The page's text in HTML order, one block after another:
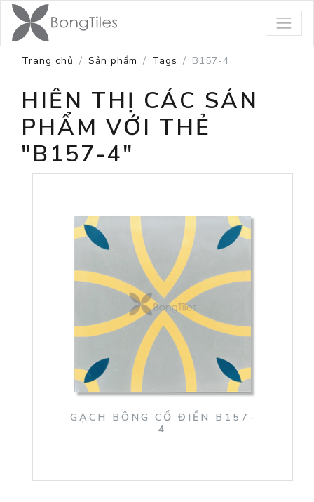
Trang chủ Sản phẩm Tags B157-4
HIỂN THỊ CÁC SẢN
PHẨM VỚI THẺ
"B157-4"
GẠCH BÔNG CỔ ĐIỂN B157-
4